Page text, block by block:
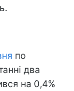
по
два
на 0,4%